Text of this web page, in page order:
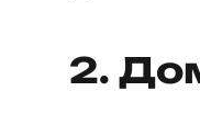
2.